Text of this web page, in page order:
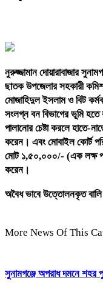
নুরুজ্জামান দোয়ারাবাজার
ছাতক উপজেলার সহকারী
মোজাহিদুল ইসলাম ও বিট
সংলগ্ন বন বিভাগের ভূমি হতে
পালানোর চেষ্টা করলে হাতে-
করেন। এবং মোবাইল কোর্ট
মোট ১,৫০,০০০/- (এক লক্ষ
করেন।
অবৈধ ভাবে উত্তোলনকৃত বালি
More News Of This
সুনামগঞ্জে অপরাধ দমনে শহর